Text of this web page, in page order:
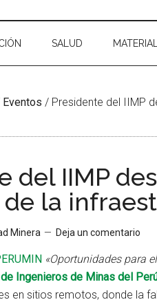
SALUD
Eventos / Presidente del IIMP
del IIMP
la
Minera Deja un comentario
«Oportunidades para
Ingenieros de Minas del
en sitios remotos, donde la